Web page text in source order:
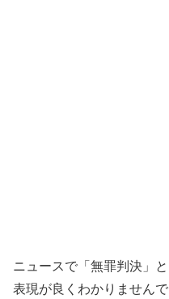
ニュースで「無罪判決」
表現が良くわかりません